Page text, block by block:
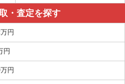
・査定を探す
万円
円
万円